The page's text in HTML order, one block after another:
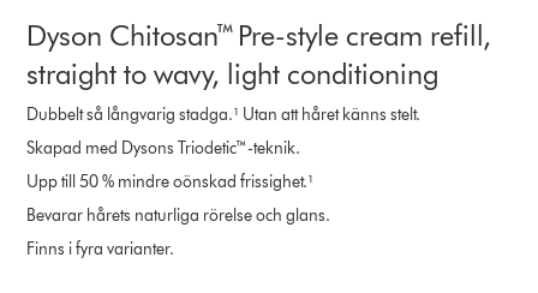
Dyson Chitosan™ Pre-style cream refill,
straight to wavy, light conditioning
Dubbelt så långvarig stadga.¹ Utan att håret känns stelt.
Skapad med Dysons Triodetic™-teknik.
Upp till 50 % mindre oönskad frissighet.¹
Bevarar hårets naturliga rörelse och glans.
Finns i fyra varianter.